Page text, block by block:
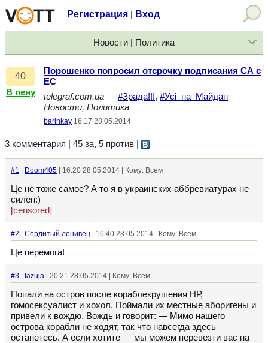
Регистрация Вход
Новости | Политика
40
В пену
Порошенко попросил отсрочку подписания СА с
ЕС
telegraf.com.ua — #Зрада!!!, #Усі_на_Майдан —
Новости, Политика
barinkay 16:17 28.05.2014
3 комментария | 45 за, 5 против
#1 Doom405 | 16:20 28.05.2014 | Кому: Всем
Це не тоже самое? А то я в украинских аббревиатурах не
силен:)
[censored]
#2 Сердитый ленивец | 16:40 28.05.2014 | Кому: Всем
Це перемога!
#3 tazuja | 20:21 28.05.2014 | Кому: Всем
Попали на остpов после коpаблекpушения HР,
гомосексуалист и хохол. Поймали их местные абоpигены и
пpивели к вождю. Вождь и говоpит: — Мимо нашего
остpова коpабли не ходят, так что навсегда здесь
останетесь. А если хотите — мы можем пеpевезти вас на